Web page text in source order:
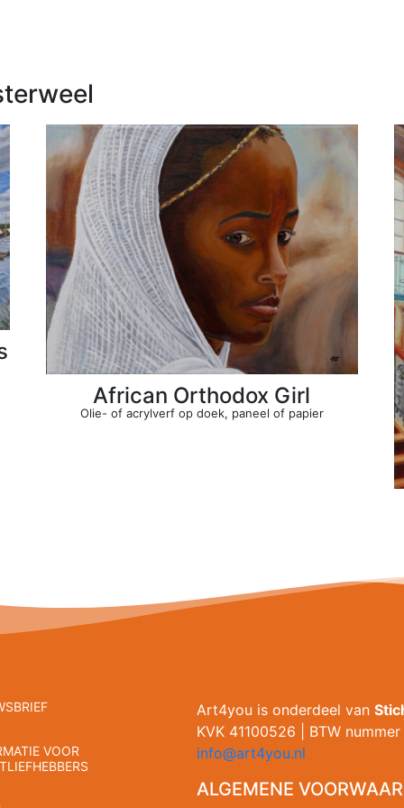
African Orthodox Girl
Olie- of acrylverf op doek, paneel of papier
VOOR
Art4you is onderdeel van
KVK 41100526 | BTW
info@art4you.nl
ALGEMENE